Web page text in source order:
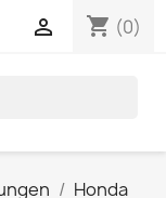
shopping_cart (0)

Honda